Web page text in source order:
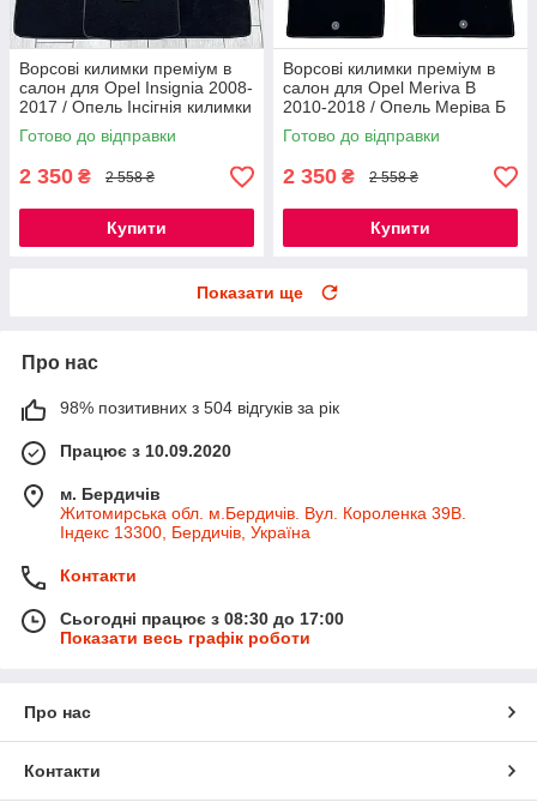
Ворсові килимки преміум в
салон для Opel Insignia 2008-
2017 / Опель Інсігнія килимки
Готово до відправки
2 350 ₴ 2 558 ₴
Купити
Ворсові килимки преміум в
салон для Opel Meriva B
2010-2018 / Опель Меріва Б
килимки
Готово до відправки
2 350 ₴ 2 558 ₴
Купити
Показати ще
Про нас
98% позитивних з 504 відгуків за рік
Працює з 10.09.2020
м. Бердичів
Житомирська обл. м.Бердичів. Вул. Короленка 39В.
Індекс 13300, Бердичів, Україна
Контакти
Сьогодні працює з 08:30 до 17:00
Показати весь графік роботи
Про нас
Контакти